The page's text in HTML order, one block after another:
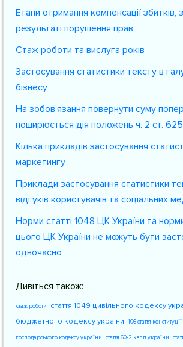
Етапи отримання компенсації збитків,
результаті порушення прав
Стаж роботи та вислуга років
Застосування статистики тексту в
бізнесу
На зобов’язання повернути суму
поширюється дія положень ч. 2 ст.
Кілька прикладів застосування
маркетингу
Приклади застосування статистики
відгуків користувачів та соціальних
Норми статті 1048 ЦК України та
цього ЦК України не можуть бути
одночасно
Дивіться також:
стаж роботи стаття 1049 цивільного кодексу
бюджетного кодексу україни 106 стаття
господарського кодексу україни стаття 60-2 кзпп україни